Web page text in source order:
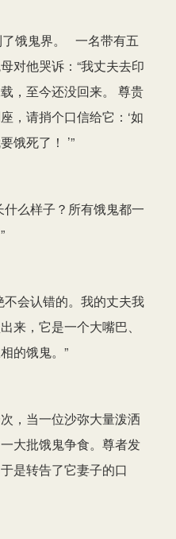
饿鬼界。 一名带有五
对他哭诉：“我丈夫去印
，至今还没回来。 尊贵
，请捎个口信给它：‘如
饿死了！ ’”
么样子？所有饿鬼都一
会认错的。我的丈夫我
来，它是一个大嘴巴、
的饿鬼。”
，当一位沙弥大量泼洒
大批饿鬼争食。尊者发
是转告了它妻子的口